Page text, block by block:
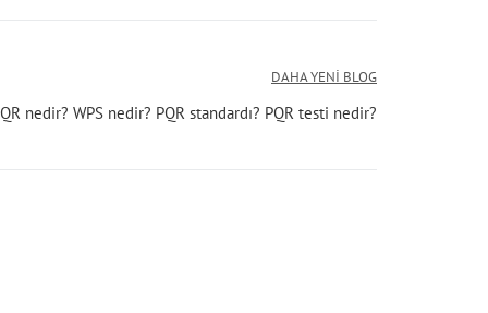
DAHA YENI BLOG
nedir? WPS nedir? PQR standardı? PQR testi nedir?